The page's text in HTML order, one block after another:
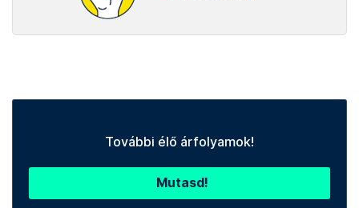
További élő árfolyamok!
Mutasd!